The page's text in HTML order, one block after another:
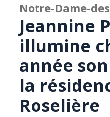
Notre-Dame-
Jeannine
illumine
année
la
Roselière